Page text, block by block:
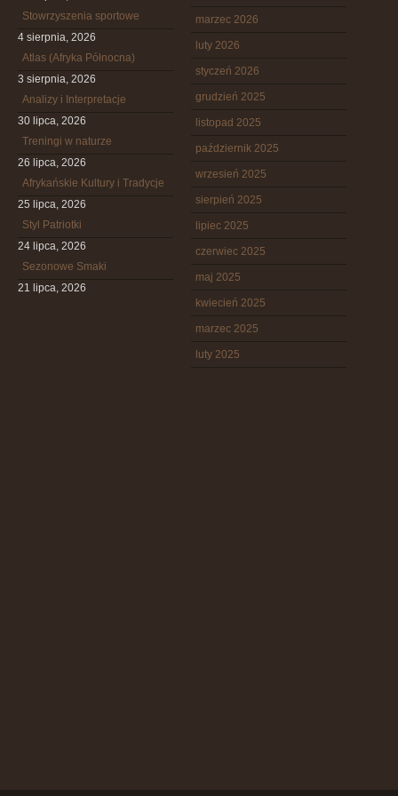
Stowrzyszenia sportowe
4 sierpnia, 2026
Atlas (Afryka Północna)
3 sierpnia, 2026
Analizy i Interpretacje
30 lipca, 2026
Treningi w naturze
26 lipca, 2026
Afrykańskie Kultury i Tradycje
25 lipca, 2026
Styl Patriotki
24 lipca, 2026
Sezonowe Smaki
21 lipca, 2026
marzec 2026
luty 2026
styczeń 2026
grudzień 2025
listopad 2025
październik 2025
wrzesień 2025
sierpień 2025
lipiec 2025
czerwiec 2025
maj 2025
kwiecień 2025
marzec 2025
luty 2025